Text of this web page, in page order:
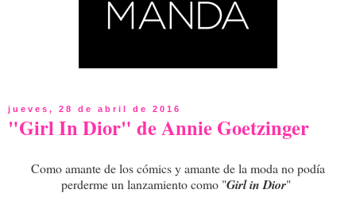
jueves, 28 de abril de 2016
"Girl In Dior" de Annie Goetzinger
Como amante de los cómics y amante de la moda no podía
perderme un lanzamiento como "Girl in Dior"